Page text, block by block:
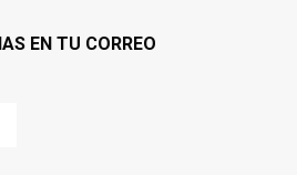
EN TU CORREO